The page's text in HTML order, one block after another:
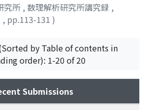
究所 , 数理解析研究所講究録 ,
, pp.113-131 )
by Table of contents in
order): 1-20 of 20
Submissions